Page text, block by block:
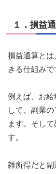
１．損益
損益通算と
きる仕組みで
例えば、お
して、副業
ます。そし
す。
雑所得だと